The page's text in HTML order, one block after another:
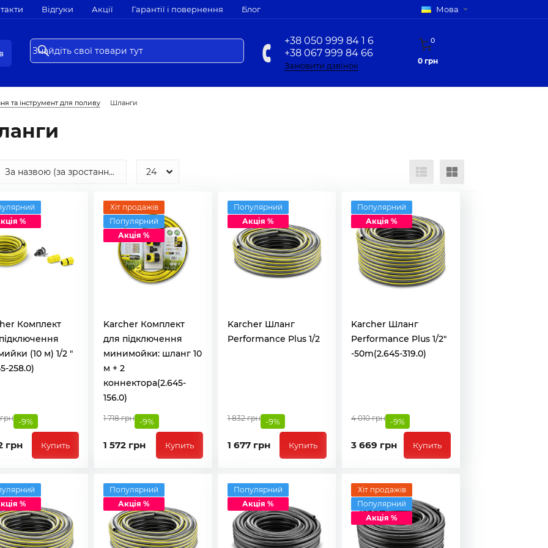
Відгуки Акції Гарантії і повернення Блог Мова
+38 050 999 84 1 6
+38 067 999 84 66
Замовити дзвінок
0
0 грн
та інструмент для поливу Шланги
%
Комплект
(10 м) 1/2 "
258.0)
-9%
грн Купить
Хіт продажів
Популярний
Акція %
Karcher Комплект
для підключення
минимойки: шланг 10
м + 2
коннектора(2.645-
156.0)
1 718 грн -9%
1 572 грн Купить
Популярний
Акція %
Karcher Шланг
Performance Plus 1/2
1 832 грн -9%
1 677 грн Купить
Популярний
Акція %
Karcher Шланг
Performance Plus 1/2"
-50m(2.645-319.0)
4 010 грн -9%
3 669 грн Купить
%
Популярний
Акція %
Популярний
Акція %
Хіт продажів
Популярний
Акція %